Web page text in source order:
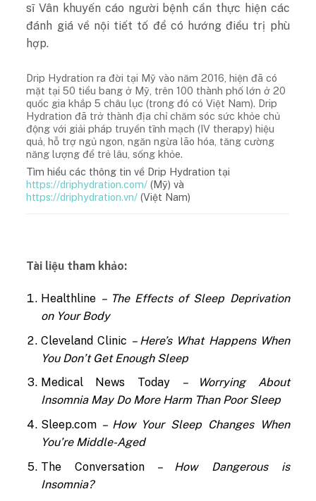
sĩ Vân khuyến cáo người bệnh cần thực hiện các
đánh giá về nội tiết tố để có hướng điều trị phù
hợp.
Drip Hydration ra đời tại Mỹ vào năm 2016, hiện đã có
mặt tại 50 tiểu bang ở Mỹ, trên 100 thành phố lớn ở 20
quốc gia khắp 5 châu lục (trong đó có Việt Nam). Drip
Hydration đã trở thành địa chỉ chăm sóc sức khỏe chủ
động với giải pháp truyền tĩnh mạch (IV therapy) hiệu
quả, hỗ trợ ngủ ngon, ngăn ngừa lão hóa, tăng cường
năng lượng để trẻ lâu, sống khỏe.
Tìm hiểu các thông tin về Drip Hydration tại
https://driphydration.com/ (Mỹ) và
https://driphydration.vn/ (Việt Nam)
Tài liệu tham khảo:
Healthline – The Effects of Sleep Deprivation
on Your Body
Cleveland Clinic – Here’s What Happens When
You Don’t Get Enough Sleep
Medical News Today
– Worrying About
Insomnia May Do More Harm Than Poor Sleep
Sleep.com – How Your Sleep Changes When
You’re Middle-Aged
The Conversation – How Dangerous is
Insomnia?